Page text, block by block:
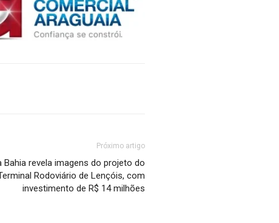
Próximo artigo
Bahia revela imagens do projeto do
Rodoviário de Lençóis, com
investimento de R$ 14 milhões